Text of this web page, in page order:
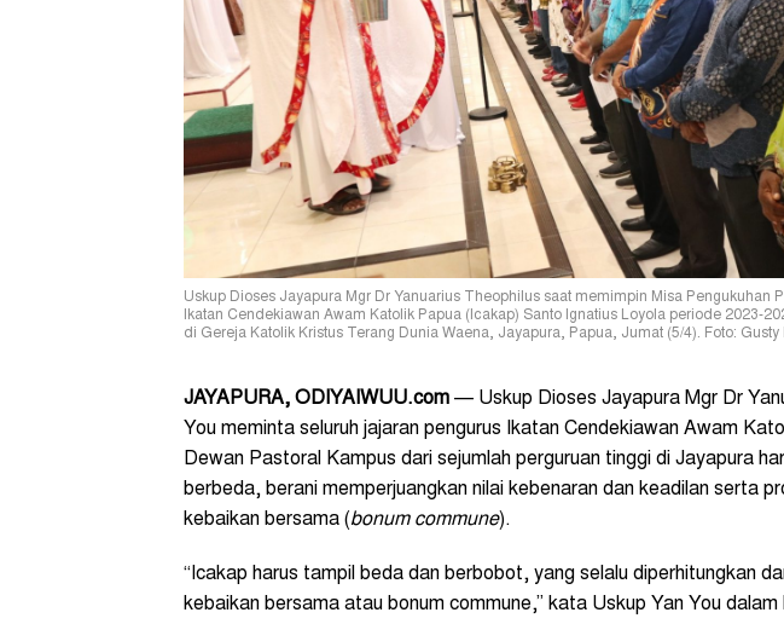
Uskup Dioses Jayapura Mgr Dr Yanuarius Theophilus saat memimpin Misa Pengukuhan
Ikatan Cendekiawan Awam Katolik Papua (Icakap) Santo Ignatius Loyola periode 2023-
di Gereja Katolik Kristus Terang Dunia Waena, Jayapura, Papua, Jumat (5/4). Foto: Gusty
JAYAPURA, ODIYAIWUU.com — Uskup Dioses Jayapura Mgr Dr
You meminta seluruh jajaran pengurus Ikatan Cendekiawan Awam
Dewan Pastoral Kampus dari sejumlah perguruan tinggi di Jayapura
berbeda, berani memperjuangkan nilai kebenaran dan keadilan serta
kebaikan bersama (bonum commune).
“Icakap harus tampil beda dan berbobot, yang selalu diperhitungkan
kebaikan bersama atau bonum commune,” kata Uskup Yan You